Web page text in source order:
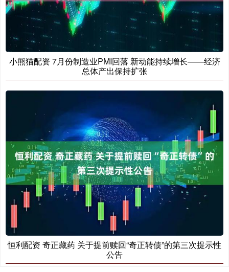
小熊猫配资 7月份制造业PMI回落 新动能持续增长——经济
总体产出保持扩张
恒利配资 奇正藏药 关于提前赎回“奇正转债”的第三次提示性
公告